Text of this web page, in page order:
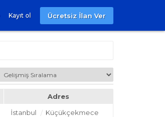
Kayıt ol Ücretsiz İlan Ver
Adres
İstanbul Küçükçekmece